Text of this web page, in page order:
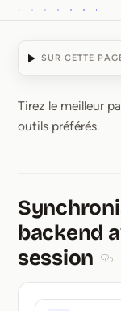
SUR CETTE
Tirez le meilleur
outils préférés.
backend
session